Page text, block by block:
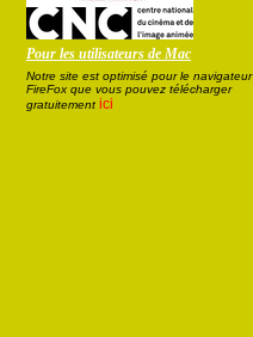
Pour les utilisateurs de Mac
Notre site est optimisé pour le navigateur
FireFox que vous pouvez télécharger
gratuitement ici